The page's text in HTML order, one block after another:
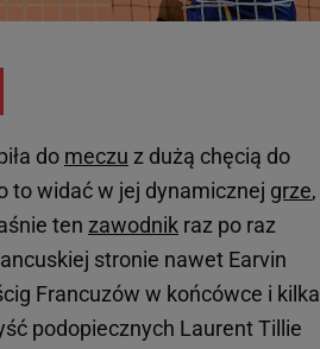
do meczu z dużą chęcią do
to widać w jej dynamicznej grze,
ten zawodnik raz po raz
stronie nawet Earvin
Francuzów w końcówce i kilka
podopiecznych Laurent Tillie